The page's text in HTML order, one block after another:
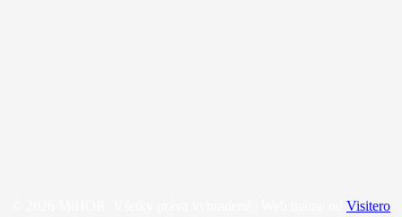
Visitero